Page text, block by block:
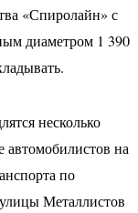
«Спиролайн» с
диаметром 1 390
несколько
автомобилистов на
по
Металлистов